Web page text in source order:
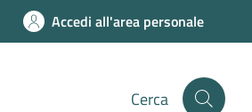
Accedi all'area personale
Cerca